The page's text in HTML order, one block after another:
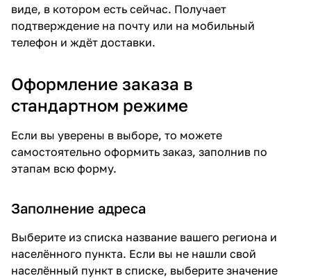
виде, в котором есть сейчас. Получает
подтверждение на почту или на мобильный
телефон и ждёт доставки.
Оформление заказа в
стандартном режиме
Если вы уверены в выборе, то можете
самостоятельно оформить заказ, заполнив по
этапам всю форму.
Заполнение адреса
Выберите из списка название вашего региона и
населённого пункта. Если вы не нашли свой
населённый пункт в списке, выберите значение